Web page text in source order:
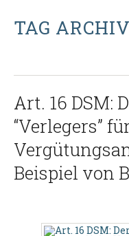
TAG
Art. 16 DSM:
“Verlegers”
Beispiel von